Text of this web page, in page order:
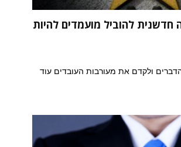
חדשנית להוביל מועמדים להיות
ולקדם את מעורבות העובדים עוד